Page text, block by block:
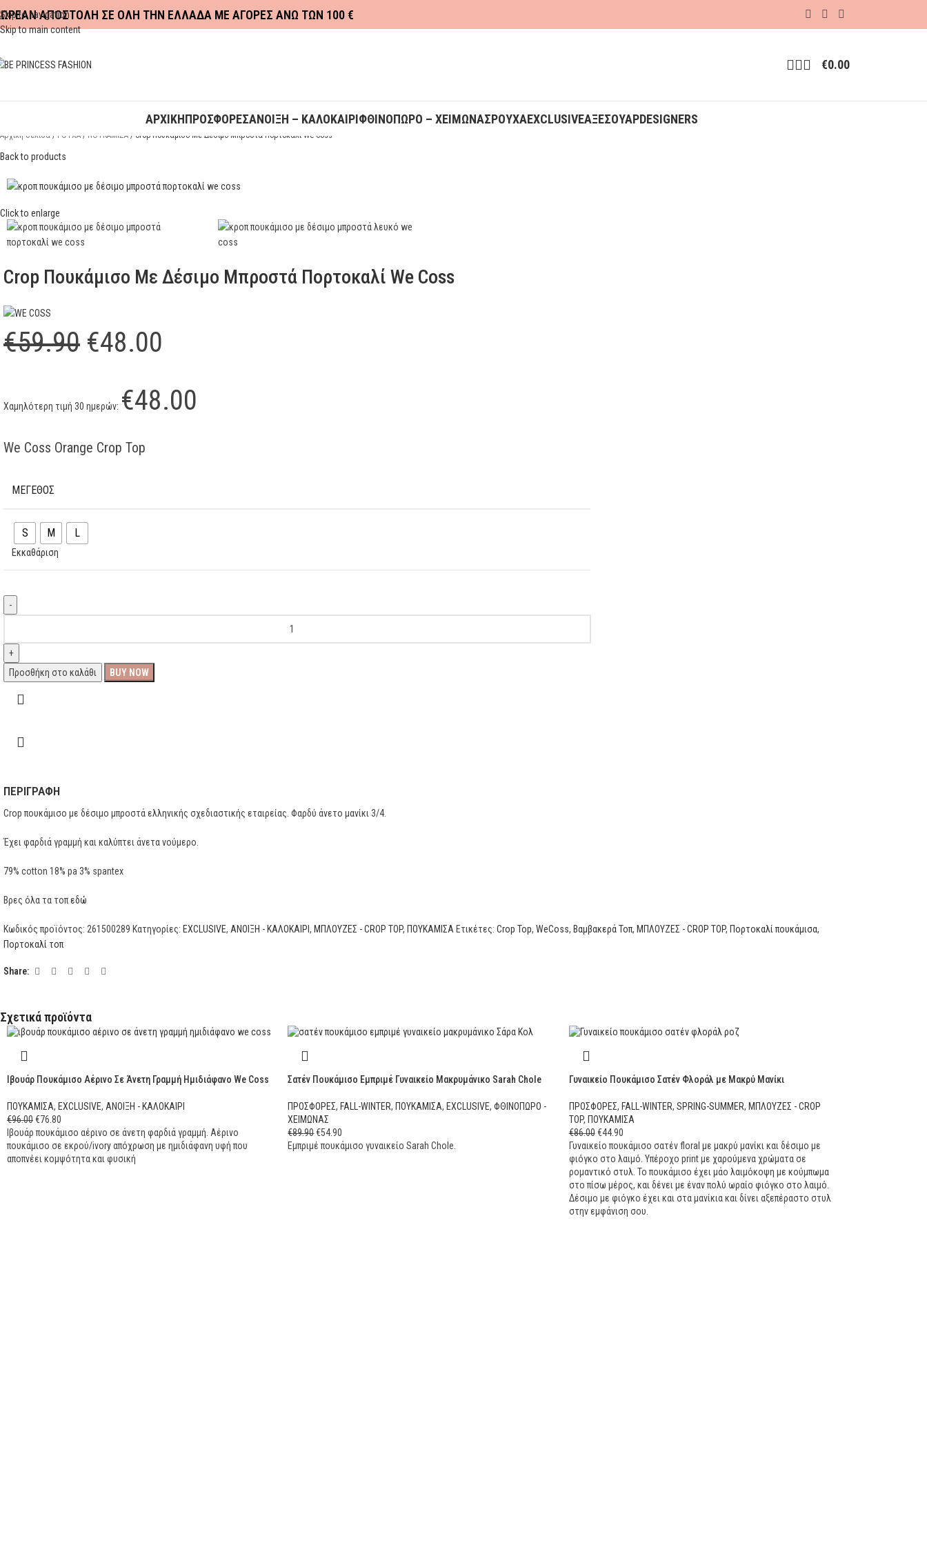
Skip to navigation
Skip to main content
ΑΠΟΣΤΟΛΗ ΣΕ ΟΛΗ ΤΗΝ ΕΛΛΑΔΑ ΜΕ ΑΓΟΡΕΣ ΑΝΩ ΤΩΝ 100 €
€0.00
ΑΡΧΙΚΗΠΡΟΣΦΟΡΕΣΑΝΟΙΞΗ – ΚΑΛΟΚΑΙΡΙΦΘΙΝΟΠΩΡΟ – ΧΕΙΜΩΝΑΣΡΟΥΧΑEXCLUSIVEΑΞΕΣΟΥΑΡDESIGNERS
Αρχική σελίδα ΡΟΥΧΑ ΠΟΥΚΑΜΙΣΑ Crop Πουκάμισο Με Δέσιμο Μπροστά Πορτοκαλί We Coss
Back to products
Click to enlarge
Crop Πουκάμισο Με Δέσιμο Μπροστά Πορτοκαλί We Coss
€59.90 €48.00
Χαμηλότερη τιμή 30 ημερών: €48.00
We Coss Orange Crop Top
ΜΕΓΕΘΟΣ
S M L
Εκκαθάριση
Προσθήκη στο καλάθι BUY NOW
ΠΕΡΙΓΡΑΦΉ
Crop πουκάμισο με δέσιμο μπροστά ελληνικής σχεδιαστικής εταιρείας. Φαρδύ άνετο μανίκι 3/4.
Έχει φαρδιά γραμμή και καλύπτει άνετα νούμερο.
79% cotton 18% pa 3% spantex
Βρες όλα τα τοπεδώ
Κωδικός προϊόντος: 261500289 Κατηγορίες: EXCLUSIVE, ΑΝΟΙΞΗ - ΚΑΛΟΚΑΙΡΙ, ΜΠΛΟΥΖΕΣ - CROP TOP, ΠΟΥΚΑΜΙΣΑ Ετικέτες: Crop Top, WeCoss, Βαμβακερά Τοπ, ΜΠΛΟΥΖΕΣ - CROP TOP, Πορτοκαλί πουκάμισα,
Πορτοκαλί τοπ
Share:
Σχετικά προϊόντα
Ιβουάρ Πουκάμισο Αέρινο Σε Άνετη Γραμμή Ημιδιάφανο We Coss
ΠΟΥΚΑΜΙΣΑ, EXCLUSIVE, ΑΝΟΙΞΗ - ΚΑΛΟΚΑΙΡΙ
€96.00€76.80
Ιβουάρ πουκάμισο αέρινο σε άνετη φαρδιά γραμμή. Αέρινο
πουκάμισο σε εκρού/ivory απόχρωση με ημιδιάφανη υφή που
αποπνέει κομψότητα και φυσική
Σατέν Πουκάμισο Εμπριμέ Γυναικείο Μακρυμάνικο Sarah Chole
ΠΡΟΣΦΟΡΕΣ, FALL-WINTER, ΠΟΥΚΑΜΙΣΑ, EXCLUSIVE, ΦΘΙΝΟΠΩΡΟ -
ΧΕΙΜΩΝΑΣ
€89.90€54.90
Εμπριμέ πουκάμισο γυναικείο Sarah Chole.
Γυναικείο Πουκάμισο Σατέν Φλοράλ με Μακρύ Μανίκι
ΠΡΟΣΦΟΡΕΣ, FALL-WINTER, SPRING-SUMMER, ΜΠΛΟΥΖΕΣ - CROP
TOP, ΠΟΥΚΑΜΙΣΑ
€86.00 €44.90
Γυναικείο πουκάμισο σατέν floral με μακρύ μανίκι και δέσιμο με
φιόγκο στο λαιμό. Υπέροχο print με χαρούμενα χρώματα σε
ρομαντικό στυλ. Το πουκάμισο έχει μάο λαιμόκοψη με κούμπωμα
στο πίσω μέρος, και δένει με έναν πολύ ωραίο φιόγκο στο λαιμό.
Δέσιμο με φιόγκο έχει και στα μανίκια και δίνει αξεπέραστο στυλ
στην εμφάνιση σου.